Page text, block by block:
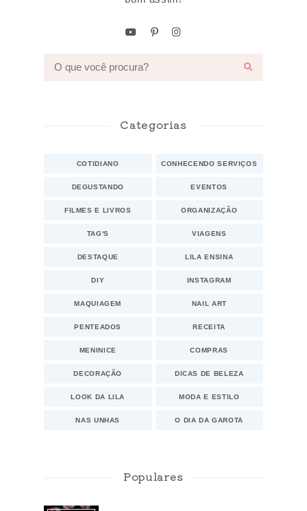
Categorias
COTIDIANO CONHECENDO SERVIÇOS
DEGUSTANDO EVENTOS
FILMES E LIVROS ORGANIZAÇÃO
TAG'S VIAGENS
DESTAQUE LILA ENSINA
DIY INSTAGRAM
MAQUIAGEM NAIL ART
PENTEADOS RECEITA
MENINICE COMPRAS
DECORAÇÃO DICAS DE BELEZA
LOOK DA LILA MODA E ESTILO
NAS UNHAS O DIA DA GAROTA
Populares